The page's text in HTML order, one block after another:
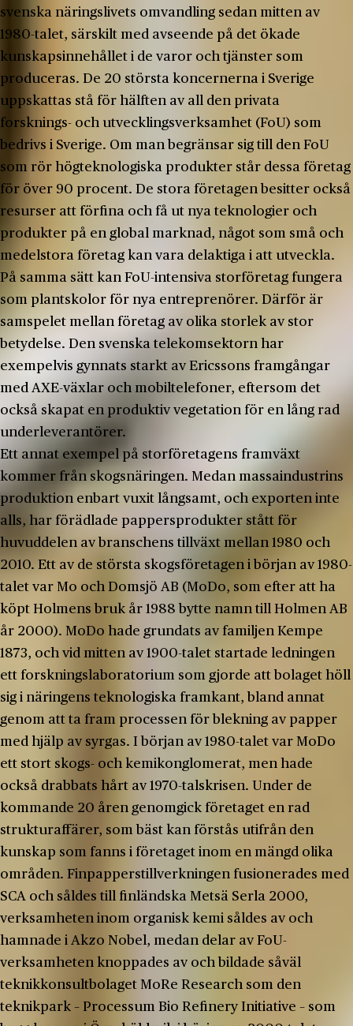
svenska näringslivets omvandling sedan mitten av
1980-talet, särskilt med avseende på det ökade
kunskapsinnehållet i de varor och tjänster som
produceras. De 20 största koncernerna i Sverige
uppskattas stå för hälften av all den privata
forsknings- och utvecklingsverksamhet (FoU) som
bedrivs i Sverige. Om man begränsar sig till den FoU
som rör högteknologiska produkter står dessa företag
för över 90 procent. De stora företagen besitter också
resurser att förfina och få ut nya teknologier och
produkter på en global marknad, något som små och
medelstora företag kan vara delaktiga i att utveckla.
På samma sätt kan FoU-intensiva storföretag fungera
som plantskolor för nya entreprenörer. Därför är
samspelet mellan företag av olika storlek av stor
betydelse. Den svenska telekomsektorn har
exempelvis gynnats starkt av Ericssons framgångar
med AXE-växlar och mobiltelefoner, eftersom det
också skapat en produktiv vegetation för en lång rad
underleverantörer.
Ett annat exempel på storföretagens framväxt
kommer från skogsnäringen. Medan massaindustrins
produktion enbart vuxit långsamt, och exporten inte
alls, har förädlade pappersprodukter stått för
huvuddelen av branschens tillväxt mellan 1980 och
2010. Ett av de största skogsföretagen i början av 1980-
talet var Mo och Domsjö AB (MoDo, som efter att ha
köpt Holmens bruk år 1988 bytte namn till Holmen AB
år 2000). MoDo hade grundats av familjen Kempe
1873, och vid mitten av 1900-talet startade ledningen
ett forskningslaboratorium som gjorde att bolaget höll
sig i näringens teknologiska framkant, bland annat
genom att ta fram processen för blekning av papper
med hjälp av syrgas. I början av 1980-talet var MoDo
ett stort skogs- och kemikonglomerat, men hade
också drabbats hårt av 1970-talskrisen. Under de
kommande 20 åren genomgick företaget en rad
strukturaffärer, som bäst kan förstås utifrån den
kunskap som fanns i företaget inom en mängd olika
områden. Finpapperstillverkningen fusionerades med
SCA och såldes till finländska Metsä Serla 2000,
verksamheten inom organisk kemi såldes av och
hamnade i Akzo Nobel, medan delar av FoU-
verksamheten knoppades av och bildade såväl
teknikkonsultbolaget MoRe Research som den
teknikpark – Processum Bio Refinery Initiative – som